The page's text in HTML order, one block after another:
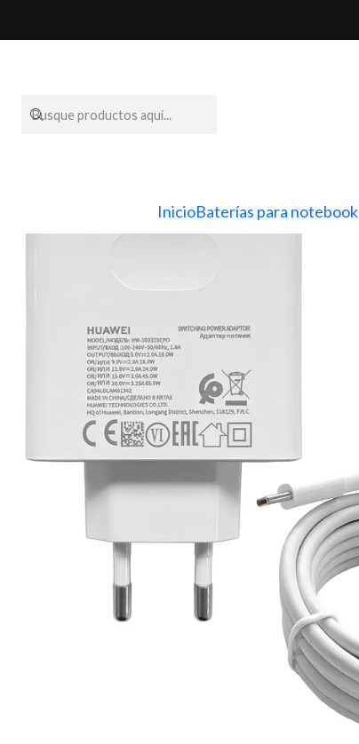
InicioBaterías para notebook